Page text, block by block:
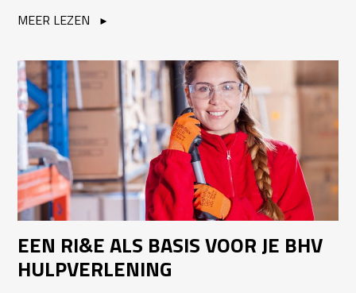
MEER LEZEN
EEN RI&E ALS BASIS VOOR JE BHV
HULPVERLENING